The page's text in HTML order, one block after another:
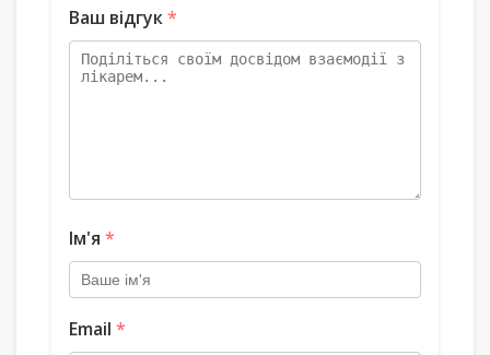
Ваш відгук*
Ім'я *
Email *